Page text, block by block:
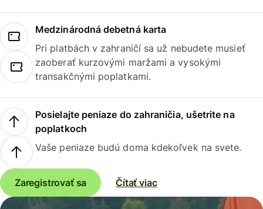
Medzinárodná debetná karta
Pri platbách v zahraničí sa už nebudete musieť
zaoberať kurzovými maržami a vysokými
transakčnými poplatkami.
Posielajte peniaze do zahraničia, ušetrite na
poplatkoch
Vaše peniaze budú doma kdekoľvek na svete.
Zaregistrovať sa Čítať viac